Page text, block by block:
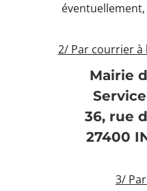
2/ Par courrier à
Mairie
36, rue
27400
3/